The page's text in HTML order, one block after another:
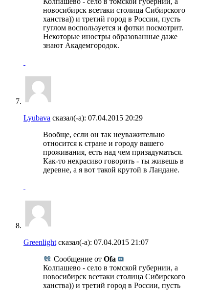
новосибирск всетаки столица Сибирского
ханства)) и третий город в России, пусть
гуглом воспользуется и фотки посмотрит.
Некоторые иностры образованные даже
знают Академгородок.
Lyubava сказал(-а): 07.04.2015 20:29
Вообще, если он так неуважительно
относится к стране и городу вашего
проживания, есть над чем призадуматься.
Как-то некрасиво говорить - ты живешь в
деревне, а я вот такой крутой в Ландане.
Greenlight сказал(-а): 07.04.2015 21:07
Сообщение от Ofa
Колпашево - село в томской губернии, а
новосибирск всетаки столица Сибирского
ханства)) и третий город в России, пусть